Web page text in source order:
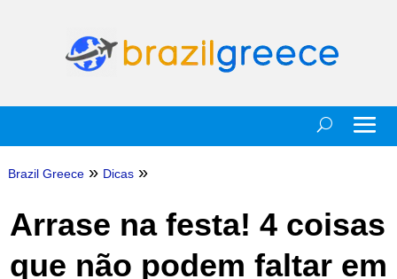
Brazil Greece » Dicas »
Arrase na festa! 4 coisas
que não podem faltar em